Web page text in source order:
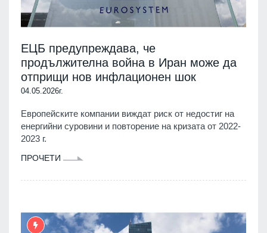
ЕЦБ предупреждава, че
продължителна война в Иран може да
отприщи нов инфлационен шок
04.05.2026г.
Европейските компании виждат риск от недостиг на
енергийни суровини и повторение на кризата от 2022-
2023 г.
ПРОЧЕТИ